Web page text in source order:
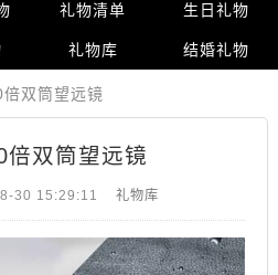
礼物清单 生日礼物
礼物库 结婚礼物
双筒望远镜
倍双筒望远镜
30 15:29:11 礼物库